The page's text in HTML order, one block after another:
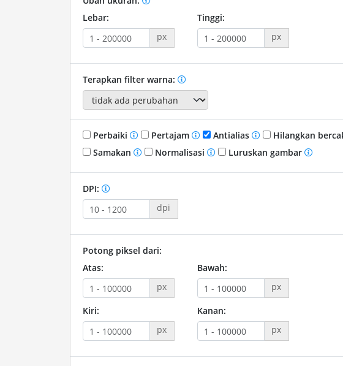
Lebar:
px
Tinggi:
px
Terapkan filter warna:
Perbaiki Pertajam Antialias
Hilangkan
Samakan
Normalisasi Luruskan gambar
DPI:
dpi
Potong piksel dari:
Atas:
px
Bawah:
px
Kiri:
px
Kanan:
px